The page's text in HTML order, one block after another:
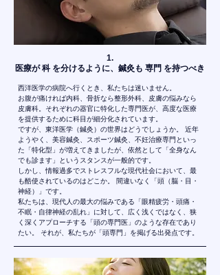
1.
医療が 科 を分けるように、鍼灸も 専門 を持つべき
西洋医学の病院へ行くとき、私たちは迷いません。
お腹が痛ければ内科、骨折なら整形外科、皮膚の悩みなら
皮膚科。それぞれの器官に特化した専門医が、高度な医療
を提供するために科目が細分化されています。
ですが、東洋医学（鍼灸）の世界はどうでしょうか。 近年
ようやく、美容鍼灸、スポーツ鍼灸、不妊治療専門といっ
た「特化型」が増えてきましたが、依然として「全身なん
でも診ます」というスタンスが一般的です。
しかし、情報過多でストレスフルな現代社会において、最
も酷使されているのはどこか。 間違いなく「頭（脳・目・
神経）」です。
私たちは、現代人の最大の悩みである「眼精疲労・頭痛・
不眠・自律神経の乱れ」に対して、広く浅くではなく、狭
く深くアプローチする「頭の専門医」のような存在であり
たい。 それが、私たちが「頭専門」を掲げる出発点です。